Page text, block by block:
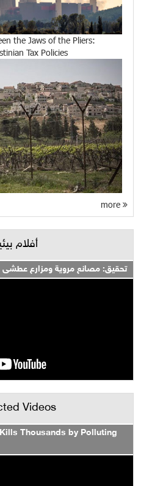
the Jaws of the Pliers:
Tax Policies
أفلام
تحقيق: مصانع مروية ومزارع عطشى
Videos
Thousands by Polluting